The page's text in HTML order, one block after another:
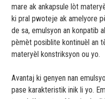
mare ak ankapsule lòt
ki pral pwoteje ak amelyore
de sa, emulsyon an konpatib
pèmèt posiblite kontinuèl an
materyèl konstriksyon ou yo.
Avantaj ki genyen nan
pase karakteristik inik li yo.